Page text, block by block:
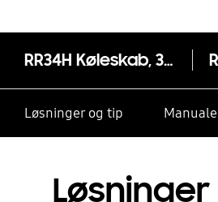
RR34H Køleskab, 350 liter
Løsninger og tip